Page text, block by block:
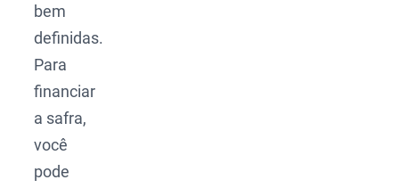
bem
definidas.
Para
financiar
a safra,
você
pode